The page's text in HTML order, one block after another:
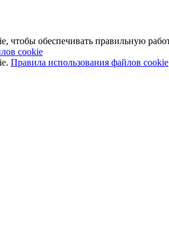
обеспечивать правильную
cookie
Правила использования файлов cookie